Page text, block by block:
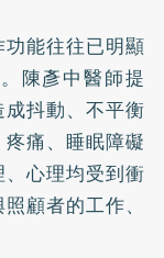
能往往已明顯
陳彥中醫師提
抖動、不平衡
痛、睡眠障礙
心理均受到衝
顧者的工作、